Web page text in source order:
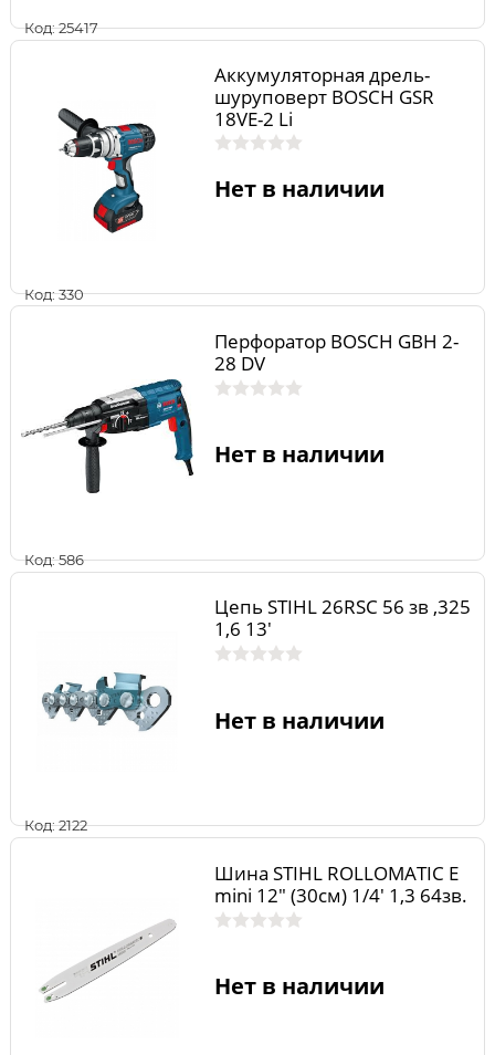
Код: 25417
Код: 330
Аккумуляторная дрель-
шуруповерт BOSCH GSR
18VE-2 Li
Нет в наличии
Код: 586
Перфоратор BOSCH GBH 2-
28 DV
Нет в наличии
Код: 2122
Цепь STIHL 26RSС 56 зв ,325
1,6 13'
Нет в наличии
Шина STIHL ROLLOMATIC E
mini 12" (30см) 1/4' 1,3 64зв.
Нет в наличии